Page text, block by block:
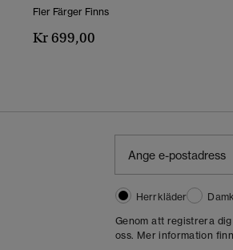
Fler Färger Finns
Kr 699,00
Herrkläder
Genom att registrera
oss. Mer information